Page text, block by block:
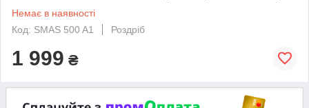
Немає в наявності
Код: SMAS 500 A1
Роздріб
1 999 ₴